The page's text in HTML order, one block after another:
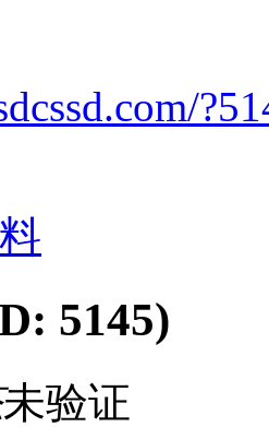
5145)
未验证